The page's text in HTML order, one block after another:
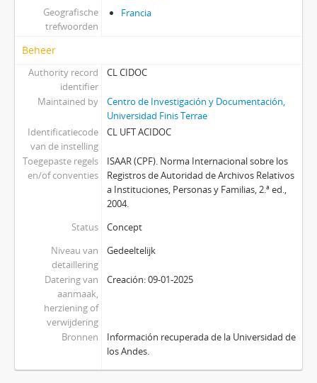
Geografische
trefwoorden
Francia
Beheer
Authority record
identifier
CL CIDOC
Maintained by
Centro de Investigación y Documentación,
Universidad Finis Terrae
Identificatiecode
van de instelling
CL UFT ACIDOC
Toegepaste regels
en/of conventies
ISAAR (CPF). Norma Internacional sobre los
Registros de Autoridad de Archivos Relativos
a Instituciones, Personas y Familias, 2.ª ed.,
2004.
Status
Concept
Niveau van
detaillering
Gedeeltelijk
Datering van
aanmaak,
herziening of
verwijdering
Creación: 09-01-2025
Bronnen
Información recuperada de la Universidad de
los Andes.